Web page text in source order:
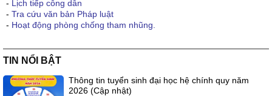
- Lịch tiếp công dân
- Tra cứu văn bản Pháp luật
- Hoạt động phòng chống tham nhũng.
TIN NỔI BẬT
Thông tin tuyển sinh đại học hệ chính quy năm
2026 (Cập nhật)